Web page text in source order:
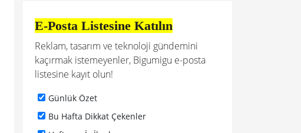
E-Posta Listesine Katılın
Reklam, tasarım ve teknoloji gündemini
kaçırmak istemeyenler, Bigumigu e-posta
listesine kayıt olun!
Günlük Özet
Bu Hafta Dikkat Çekenler